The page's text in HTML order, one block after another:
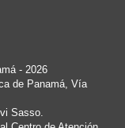
- 2026
de Panamá, Vía
Sasso.